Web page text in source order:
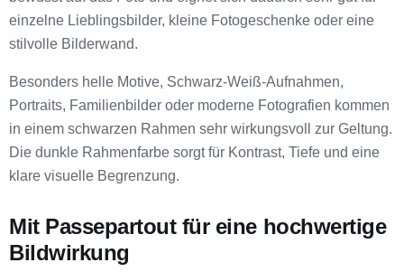
einzelne Lieblingsbilder, kleine Fotogeschenke oder eine
stilvolle Bilderwand.
Besonders helle Motive, Schwarz-Weiß-Aufnahmen,
Portraits, Familienbilder oder moderne Fotografien kommen
in einem schwarzen Rahmen sehr wirkungsvoll zur Geltung.
Die dunkle Rahmenfarbe sorgt für Kontrast, Tiefe und eine
klare visuelle Begrenzung.
Mit Passepartout für eine hochwertige
Bildwirkung